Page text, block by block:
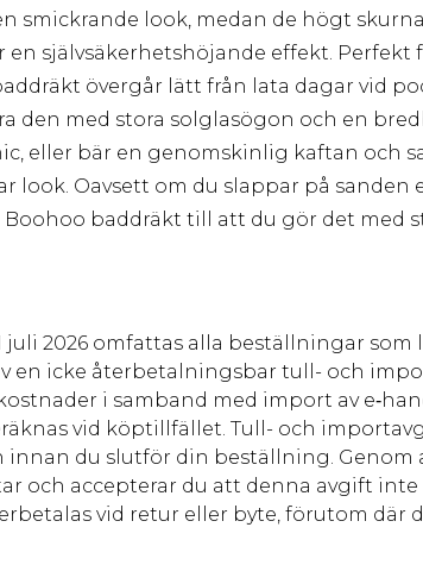
smickrande look, medan de högt
självsäkerhetshöjande effekt. Perfekt
övergår lätt från lata dagar vid
den med stora solglasögon och en
eller bär en genomskinlig kaftan och
look. Oavsett om du slappar på sanden
Boohoo baddräkt till att du gör det med
juli 2026 omfattas alla beställningar som
en icke återbetalningsbar tull- och
i samband med import av
vid köptillfället. Tull- och
innan du slutför din beställning. Genom
och accepterar du att denna avgift inte
vid retur eller byte, förutom där